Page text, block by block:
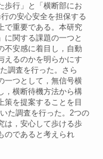
歩行」と「横断部にお
の安心安全を担保する
で重要である。本研究
に関する課題の一つと
不安感に着目し，自動
えるのかを明らかにす
調査を行った。さら
一つとして，無信号横
，横断待機方法から構
策を提案することを目
た調査を行った。2つの
は，安心して歩ける歩
のであると考えられ